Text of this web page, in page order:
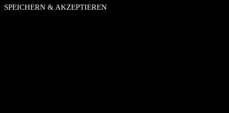
SPEICHERN & AKZEPTIEREN